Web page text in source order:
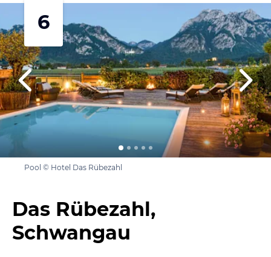
6
Pool © Hotel Das Rübezahl
Das Rübezahl,
Schwangau